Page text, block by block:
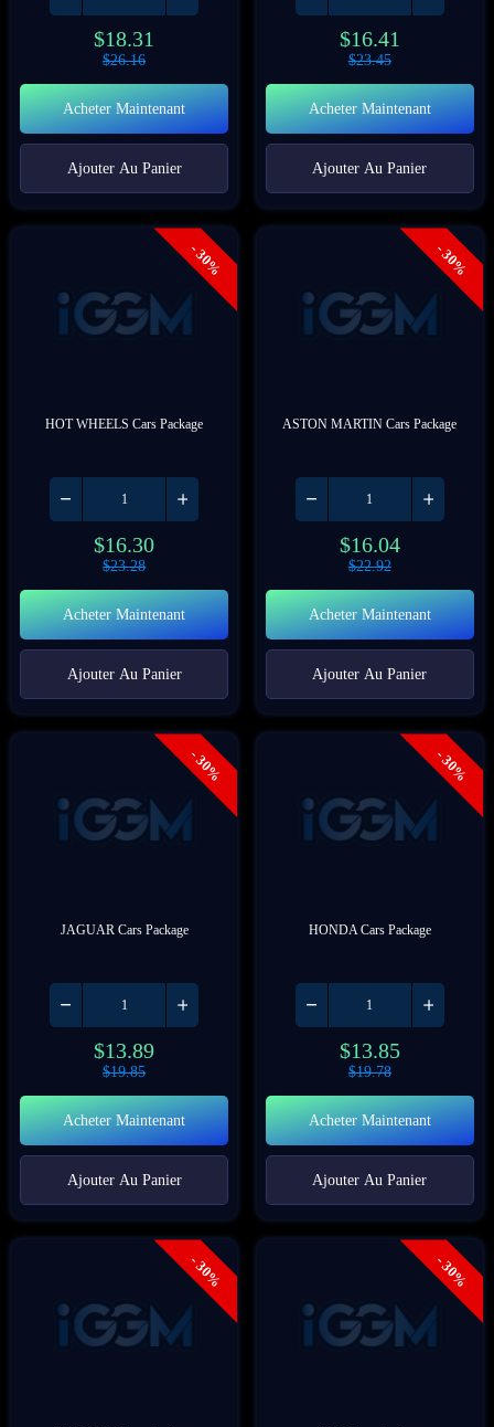
$18.31
$26.16
Acheter Maintenant
Ajouter Au Panier
$16.41
$23.45
Acheter Maintenant
Ajouter Au Panier
- 30%
HOT WHEELS Cars Package
$16.30
$23.28
Acheter Maintenant
Ajouter Au Panier
- 30%
ASTON MARTIN Cars Package
$16.04
$22.92
Acheter Maintenant
Ajouter Au Panier
- 30%
JAGUAR Cars Package
$13.89
$19.85
Acheter Maintenant
Ajouter Au Panier
- 30%
HONDA Cars Package
$13.85
$19.78
Acheter Maintenant
Ajouter Au Panier
- 30% - 30%